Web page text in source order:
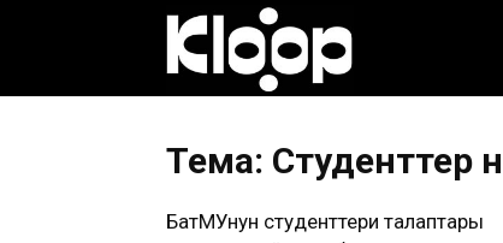
Тема: Студенттер
БатМУнун студенттери талаптары